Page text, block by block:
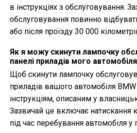
в інструкціях з обслуговування.
обслуговування повинно
або після проїзду 30 000
Як я можу скинути лампочку
панелі приладів мого
Щоб скинути лампочку
приладів вашого автомобіля BMW
інструкціям, описаним у
Зазвичай це включає натискання
під час перебування автомобіля